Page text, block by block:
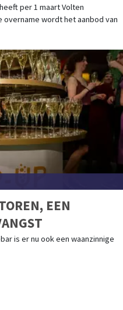
per 1 maart Volten
wordt het aanbod van
EEN
is er nu ook een waanzinnige